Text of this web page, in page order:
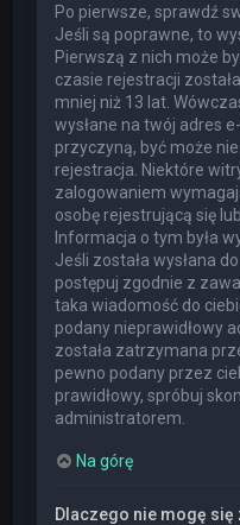
Po pierwsze, sprawdź
Jeśli są poprawne, to
Pierwszą z nich może
czasie rejestracji
mniej niż 13 lat.
wysłane na twój adres
przyczyną, być może
rejestracja. Niektóre
zalogowaniem
osobę rejestrującą się
Informacja o tym była
Jeśli została wysłana
postępuj zgodnie z
taka wiadomość do
podany nieprawidłowy
została zatrzymana
pewno podany przez
prawidłowy, spróbuj
administratorem.
Na górę
Dlaczego nie mogę się